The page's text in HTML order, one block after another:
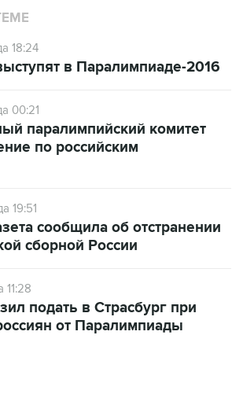
18:24
в Паралимпиаде-2016
00:21
паралимпийский комитет
по российским
19:51
сообщила об отстранении
сборной России
подать в Страсбург при
от Паралимпиады